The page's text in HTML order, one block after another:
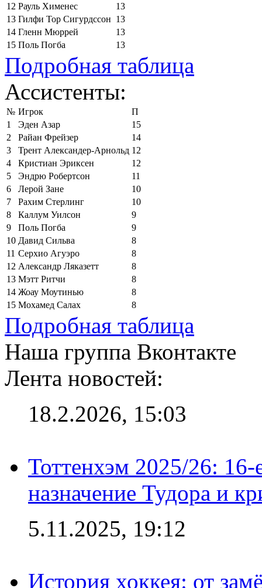
12 Рауль Хименес
13
13 Гилфи Тор Сигурдссон 13
14 Гленн Мюррей
13
15 Поль Погба 13
Подробная таблица
Ассистенты:
№ Игрок
П
1
Эден Азар
15
2
Райан Фрейзер
14
3
Трент Александер-Арнольд 12
4
Кристиан Эриксен
12
5
Эндрю Робертсон
11
6
Лерой Зане
10
7
Рахим Стерлинг
10
8
Каллум Уилсон
9
9
Поль Погба
9
10 Давид Сильва
8
11 Серхио Агуэро
8
12 Александр Ляказетт
8
13 Мэтт Ритчи
8
14 Жоау Моутинью
8
15 Мохамед Салах 8
Подробная таблица
Наша группа Вконтакте
Лента новостей:
18.2.2026, 15:03
Тоттенхэм 2025/26:
назначение Тудора и
5.11.2025, 19:12
История хоккея: от